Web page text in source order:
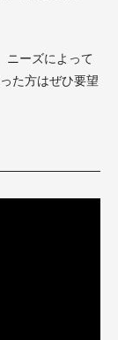
ニーズによって
た方はぜひ要望